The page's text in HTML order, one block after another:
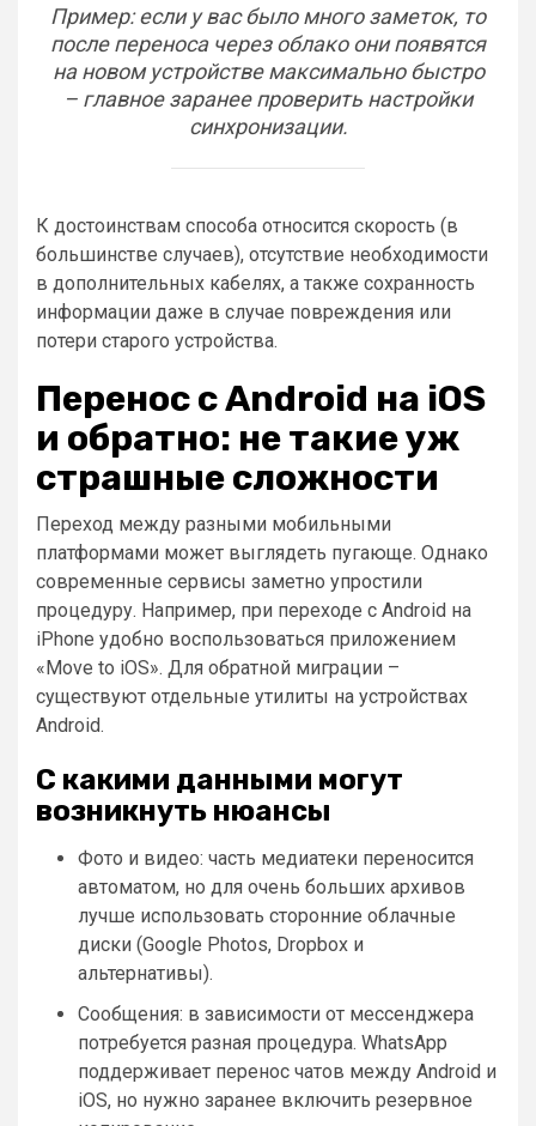
Пример: если у вас было много заметок, то
после переноса через облако они появятся
на новом устройстве максимально быстро
– главное заранее проверить настройки
синхронизации.
К достоинствам способа относится скорость (в
большинстве случаев), отсутствие необходимости
в дополнительных кабелях, а также сохранность
информации даже в случае повреждения или
потери старого устройства.
Перенос с Android на iOS
и обратно: не такие уж
страшные сложности
Переход между разными мобильными
платформами может выглядеть пугающе. Однако
современные сервисы заметно упростили
процедуру. Например, при переходе с Android на
iPhone удобно воспользоваться приложением
«Move to iOS». Для обратной миграции –
существуют отдельные утилиты на устройствах
Android.
С какими данными могут
возникнуть нюансы
Фото и видео: часть медиатеки переносится
автоматом, но для очень больших архивов
лучше использовать сторонние облачные
диски (Google Photos, Dropbox и
альтернативы).
Сообщения: в зависимости от мессенджера
потребуется разная процедура. WhatsApp
поддерживает перенос чатов между Android и
iOS, но нужно заранее включить резервное